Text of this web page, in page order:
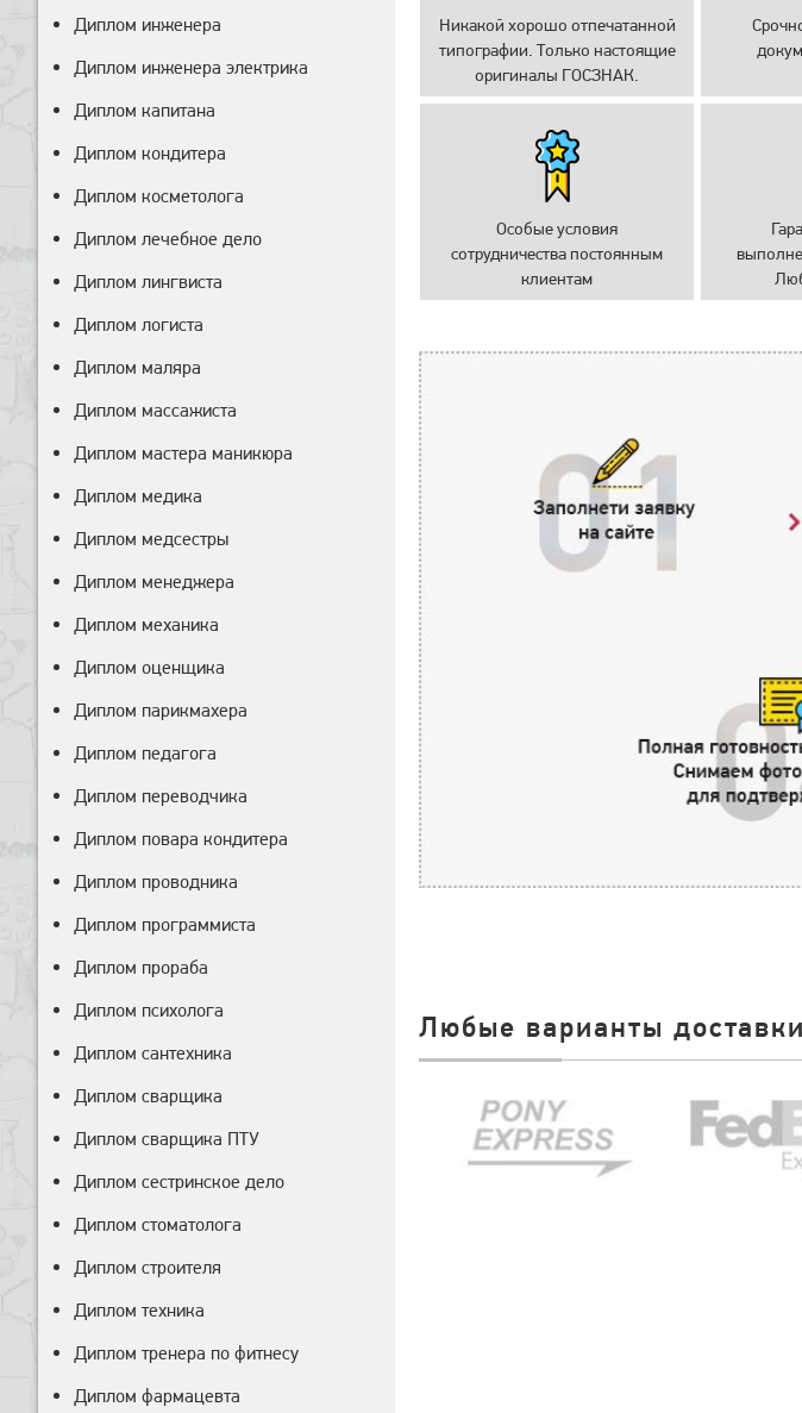
Никакой хорошо отпечатанной
типографии. Только настоящие
оригиналы ГОСЗНАК.
Особые условия
сотрудничества постоянным
клиентам
Любые варианты доставки
Диплом инженера
Диплом инженера электрика
Диплом капитана
Диплом кондитера
Диплом косметолога
Диплом лечебное дело
Диплом лингвиста
Диплом логиста
Диплом маляра
Диплом массажиста
Диплом мастера маникюра
Диплом медика
Диплом медсестры
Диплом менеджера
Диплом механика
Диплом оценщика
Диплом парикмахера
Диплом педагога
Диплом переводчика
Диплом повара кондитера
Диплом проводника
Диплом программиста
Диплом прораба
Диплом психолога
Диплом сантехника
Диплом сварщика
Диплом сварщика ПТУ
Диплом сестринское дело
Диплом стоматолога
Диплом строителя
Диплом техника
Диплом тренера по фитнесу
Диплом фармацевта